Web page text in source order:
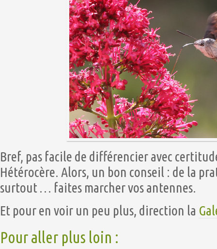
Bref, pas facile de différencier avec
Hétérocère. Alors, un bon conseil : de la
surtout … faites marcher vos antennes.
Et pour en voir un peu plus, direction la
Pour aller plus loin :